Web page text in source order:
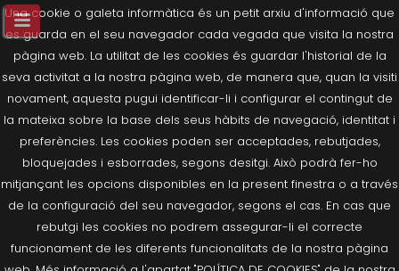
Una cookie o galeta informàtica és un petit arxiu d'informació que
es guarda en el seu navegador cada vegada que visita la nostra
pàgina web. La utilitat de les cookies és guardar l'historial de la
seva activitat a la nostra pàgina web, de manera que, quan la visiti
novament, aquesta pugui identificar-li i configurar el contingut de
la mateixa sobre la base dels seus hàbits de navegació, identitat i
preferències. Les cookies poden ser acceptades, rebutjades,
bloquejades i esborrades, segons desitgi. Això podrà fer-ho
mitjançant les opcions disponibles en la present finestra o a través
de la configuració del seu navegador, segons el cas. En cas que
rebutgi les cookies no podrem assegurar-li el correcte
funcionament de les diferents funcionalitats de la nostra pàgina